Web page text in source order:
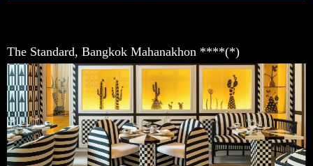
The Standard, Bangkok Mahanakhon ****(*)